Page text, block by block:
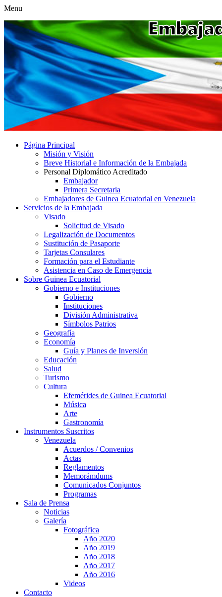
Menu
Página Principal
Misión y Visión
Breve Historial e Información de la Embajada
Personal Diplomático Acreditado
Embajador
Primera Secretaria
Embajadores de Guinea Ecuatorial en Venezuela
Servicios de la Embajada
Visado
Solicitud de Visado
Legalización de Documentos
Sustitución de Pasaporte
Tarjetas Consulares
Formación para el Estudiante
Asistencia en Caso de Emergencia
Sobre Guinea Ecuatorial
Gobierno e Instituciones
Gobierno
Instituciones
División Administrativa
Símbolos Patrios
Geografía
Economía
Guía y Planes de Inversión
Educación
Salud
Turismo
Cultura
Efemérides de Guinea Ecuatorial
Música
Arte
Gastronomía
Instrumentos Suscritos
Venezuela
Acuerdos / Convenios
Actas
Reglamentos
Memorámdums
Comunicados Conjuntos
Programas
Sala de Prensa
Noticias
Galería
Fotográfica
Año 2020
Año 2019
Año 2018
Año 2017
Año 2016
Videos
Contacto